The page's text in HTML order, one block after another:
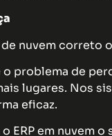
nuvem correto
o problema de
lugares. Nos
eficaz.
ERP em nuvem